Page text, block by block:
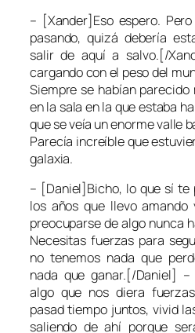
– [Xander]Eso espero.
pasando, quizá debería
salir de aquí a salvo.[/
cargando con el peso del
Siempre se habían
en la sala en la que estaba
que se veía un enorme valle
Parecía increíble que
galaxia.
– [Daniel]Bicho, lo que sí te
los años que llevo amando
preocuparse de algo nunca
Necesitas fuerzas para
no tenemos nada que
nada que ganar.[/Daniel]
algo que nos diera
pasad tiempo juntos, vivid
saliendo de ahí porque